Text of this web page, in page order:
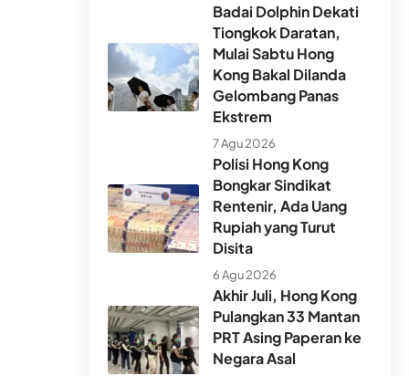
Badai Dolphin Dekati
Tiongkok Daratan,
Mulai Sabtu Hong
Kong Bakal Dilanda
Gelombang Panas
Ekstrem
7 Agu 2026
Polisi Hong Kong
Bongkar Sindikat
Rentenir, Ada Uang
Rupiah yang Turut
Disita
6 Agu 2026
Akhir Juli, Hong Kong
Pulangkan 33 Mantan
PRT Asing Paperan ke
Negara Asal